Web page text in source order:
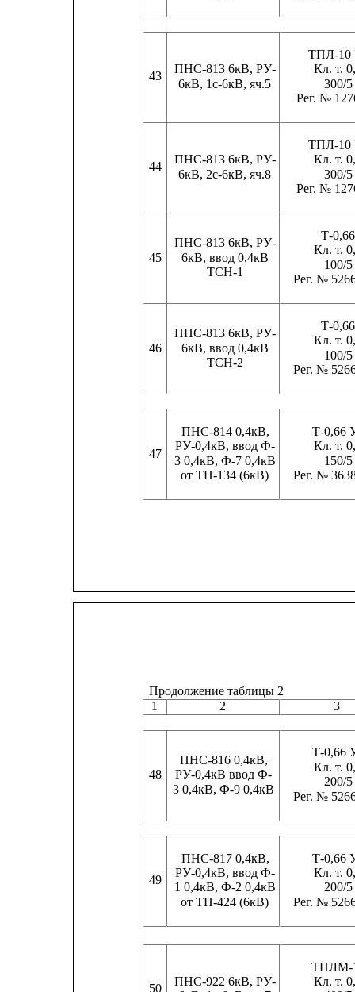
43
ПНС-813 6кВ, РУ-
6кВ, 1с-6кВ, яч.5
ТПЛ-10
Кл. т.
300/5
Рег. №
44
ПНС-813 6кВ, РУ-
6кВ, 2с-6кВ, яч.8
ТПЛ-10
Кл. т.
300/5
Рег. №
45
ПНС-813 6кВ, РУ-
6кВ, ввод 0,4кВ
ТСН-1
Т-0,66
Кл. т.
100/5
Рег. №
46
ПНС-813 6кВ, РУ-
6кВ, ввод 0,4кВ
ТСН-2
Т-0,66
Кл. т.
100/5
Рег. №
47
ПНС-814 0,4кВ,
РУ-0,4кВ, ввод Ф-
3 0,4кВ, Ф-7 0,4кВ
от ТП-134 (6кВ)
Т-0,66
Кл. т.
150/5
Рег. №
Т-0,66
Кл. т.
200/5
Рег. №
49
ПНС-817 0,4кВ,
РУ-0,4кВ, ввод Ф-
1 0,4кВ, Ф-2 0,4кВ
от ТП-424 (6кВ)
Т-0,66
Кл. т.
200/5
Рег. №
50
ПНС-922 6кВ, РУ-
ТПЛМ-
Кл. т.
Продолжение таблицы 2
1
2 3
ПНС-816 0,4кВ,
48
РУ-0,4кВ ввод Ф-
3 0,4кВ, Ф-9 0,4кВ